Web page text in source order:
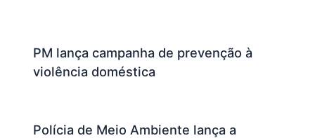
PM lança campanha de prevenção à
violência doméstica
Polícia de Meio Ambiente lança a